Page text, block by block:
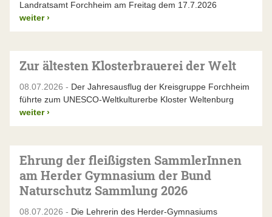
Landratsamt Forchheim am Freitag dem 17.7.2026
weiter ›
Zur ältesten Klosterbrauerei der Welt
08.07.2026 - Der Jahresausflug der Kreisgruppe Forchheim
führte zum UNESCO-Weltkulturerbe Kloster Weltenburg
weiter ›
Ehrung der fleißigsten SammlerInnen
am Herder Gymnasium der Bund
Naturschutz Sammlung 2026
08.07.2026 - Die Lehrerin des Herder-Gymnasiums